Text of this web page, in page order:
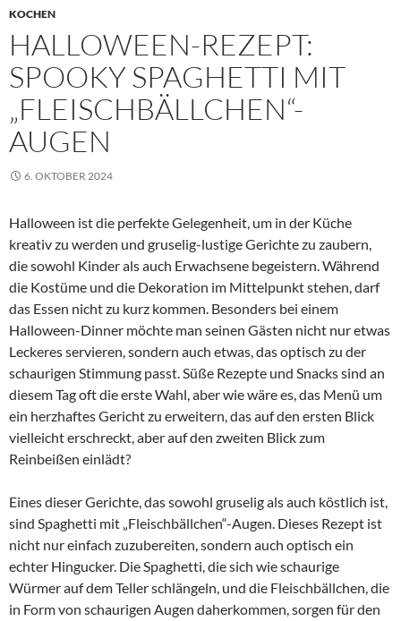
KOCHEN
HALLOWEEN-REZEPT:
SPOOKY SPAGHETTI MIT
„FLEISCHBÄLLCHEN“-
AUGEN
6. OKTOBER 2024
Halloween ist die perfekte Gelegenheit, um in der Küche
kreativ zu werden und gruselig-lustige Gerichte zu zaubern,
die sowohl Kinder als auch Erwachsene begeistern. Während
die Kostüme und die Dekoration im Mittelpunkt stehen, darf
das Essen nicht zu kurz kommen. Besonders bei einem
Halloween-Dinner möchte man seinen Gästen nicht nur etwas
Leckeres servieren, sondern auch etwas, das optisch zu der
schaurigen Stimmung passt. Süße Rezepte und Snacks sind an
diesem Tag oft die erste Wahl, aber wie wäre es, das Menü um
ein herzhaftes Gericht zu erweitern, das auf den ersten Blick
vielleicht erschreckt, aber auf den zweiten Blick zum
Reinbeißen einlädt?
Eines dieser Gerichte, das sowohl gruselig als auch köstlich ist,
sind Spaghetti mit „Fleischbällchen“-Augen. Dieses Rezept ist
nicht nur einfach zuzubereiten, sondern auch optisch ein
echter Hingucker. Die Spaghetti, die sich wie schaurige
Würmer auf dem Teller schlängeln, und die Fleischbällchen, die
in Form von schaurigen Augen daherkommen, sorgen für den